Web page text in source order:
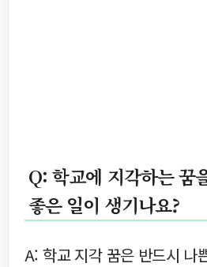
Q: 학교에 지각하는 꿈
좋은 일이 생기나요?
A: 학교 지각 꿈은 반드시 나